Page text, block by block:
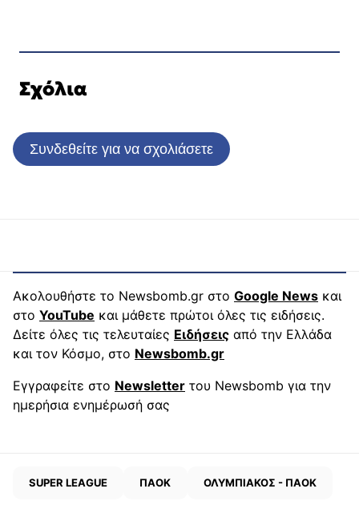
Σχόλια
Συνδεθείτε για να σχολιάσετε
Ακολουθήστε το Newsbomb.gr στο Google News και
στο YouTube και μάθετε πρώτοι όλες τις ειδήσεις.
Δείτε όλες τις τελευταίες Ειδήσεις από την Ελλάδα
και τον Κόσμο, στο Newsbomb.gr
Εγγραφείτε στο Newsletter του Newsbomb για την
ημερήσια ενημέρωσή σας
SUPER LEAGUE ΠΑΟΚ ΟΛΥΜΠΙΑΚΟΣ - ΠΑΟΚ